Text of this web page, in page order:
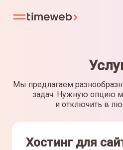
Мы предлагаем
задач. Нужную опцию
и отключить в
Хостинг для